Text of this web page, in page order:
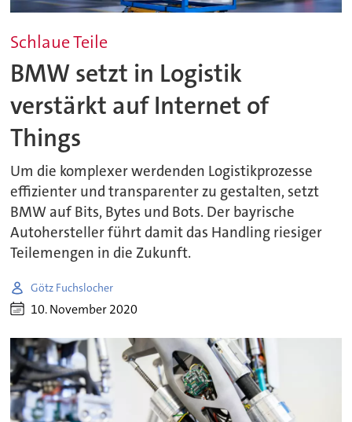
Schlaue Teile
BMW setzt in Logistik
verstärkt auf Internet of
Things
Um die komplexer werdenden Logistikprozesse
effizienter und transparenter zu gestalten, setzt
BMW auf Bits, Bytes und Bots. Der bayrische
Autohersteller führt damit das Handling riesiger
Teilemengen in die Zukunft.
Götz Fuchslocher
10. November 2020